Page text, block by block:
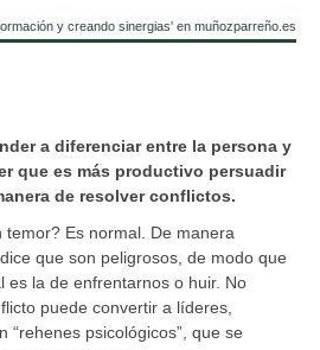
y creando sinergias' en muñozparreño.es
a diferenciar entre la persona y
que es más productivo persuadir
de resolver conflictos.
Es normal. De manera
que son peligrosos, de modo que
es la de enfrentarnos o huir. No
puede convertir a líderes,
“rehenes psicológicos”, que se